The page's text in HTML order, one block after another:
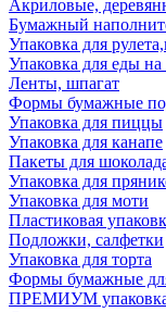
Акриловые,
Бумажный
Упаковка для
Упаковка для еды
Ленты, шпагат
Формы бумажные
Упаковка для пиццы
Упаковка для канапе
Пакеты для
Упаковка для
Упаковка для моти
Пластиковая
Подложки, салфетки
Упаковка для торта
Формы бумажные
ПРЕМИУМ упаковка